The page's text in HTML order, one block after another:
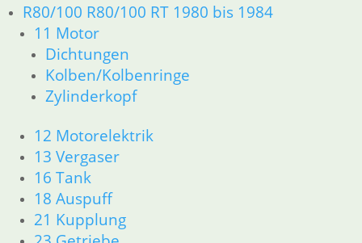
R80/100 R80/100 RT 1980 bis 1984
11 Motor
Dichtungen
Kolben/Kolbenringe
Zylinderkopf
12 Motorelektrik
13 Vergaser
16 Tank
18 Auspuff
21 Kupplung
34 Bremsen
46 Rahmen Verkleidung
61 Fahrzeugelektrik
R25 /3
11 Motor R25/3
Dichtungen
Zylinderkopf
12 Motorelektrik
13 Vergaser
16 Tank
18 Auspuff
21 Kupplung
23 Getriebe